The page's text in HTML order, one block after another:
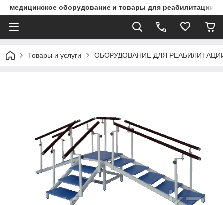
медицинское оборудование и товары для реабилитации
Товары и услуги ОБОРУДОВАНИЕ ДЛЯ